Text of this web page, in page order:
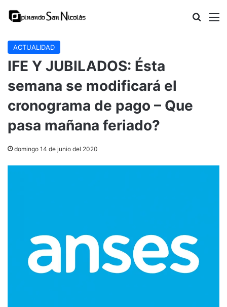
Buscar
ACTUALIDAD
IFE Y JUBILADOS: Ésta
semana se modificará el
cronograma de pago – Que
pasa mañana feriado?
domingo 14 de junio del 2020